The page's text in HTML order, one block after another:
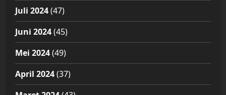
Juli 2024(47)
Juni 2024(45)
Mei 2024(49)
April 2024(37)